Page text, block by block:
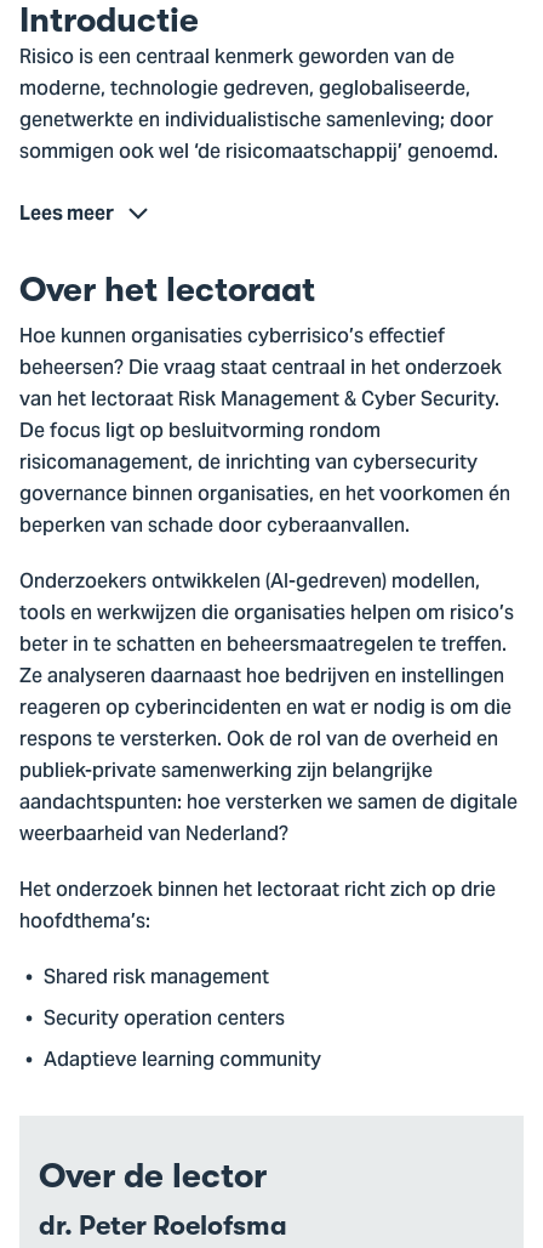
Introductie
Risico is een centraal kenmerk geworden van de
moderne, technologie gedreven, geglobaliseerde,
genetwerkte en individualistische samenleving; door
sommigen ook wel ‘de risicomaatschappij’ genoemd.
Lees meer
Over het lectoraat
Hoe kunnen organisaties cyberrisico’s effectief
beheersen? Die vraag staat centraal in het onderzoek
van het lectoraat Risk Management & Cyber Security.
De focus ligt op besluitvorming rondom
risicomanagement, de inrichting van cybersecurity
governance binnen organisaties, en het voorkomen én
beperken van schade door cyberaanvallen.
Onderzoekers ontwikkelen (AI-gedreven) modellen,
tools en werkwijzen die organisaties helpen om risico’s
beter in te schatten en beheersmaatregelen te treffen.
Ze analyseren daarnaast hoe bedrijven en instellingen
reageren op cyberincidenten en wat er nodig is om die
respons te versterken. Ook de rol van de overheid en
publiek-private samenwerking zijn belangrijke
aandachtspunten: hoe versterken we samen de digitale
weerbaarheid van Nederland?
Het onderzoek binnen het lectoraat richt zich op drie
hoofdthema’s:
Shared risk management
Security operation centers
Adaptieve learning community
Over de lector
dr. Peter Roelofsma